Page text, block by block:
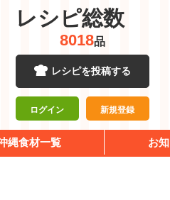
レシピ総数
8018品
レシピを投稿する
ログイン 新規登録
縄食材一覧 お